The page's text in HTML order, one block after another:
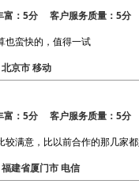
：5分 客户服务质量：5分
也蛮快的，值得一试
京市 移动
：5分 客户服务质量：5分
较满意，比以前合作的那几家
建省厦门市 电信